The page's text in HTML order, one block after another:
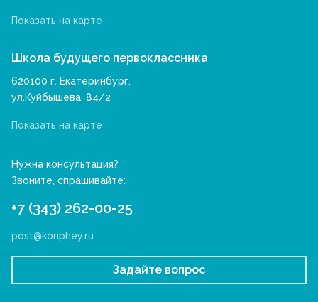
Показать на карте
Школа будущего первоклассника
620100 г. Екатеринбург,
ул.Куйбышева, 84/2
Показать на карте
Нужна консультация?
Звоните, спрашивайте:
+7 (343) 262-00-25
post@koriphey.ru
Задайте вопрос